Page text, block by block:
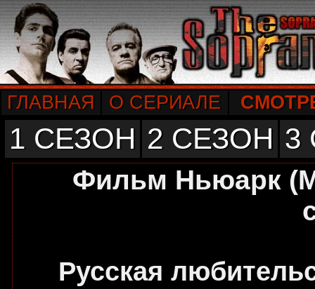
ГЛАВНАЯ О СЕРИАЛЕ
1 СЕЗОН 2 СЕЗОН 3
Фильм Ньюарк
Русская